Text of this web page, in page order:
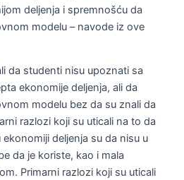
deljenja i spremnošću da
modelu – navode iz ove
da studenti nisu upoznati sa
ekonomije deljenja, ali da
modelu bez da su znali da
razlozi koji su uticali na to da
delјenja su da nisu u
da je koriste, kao i mala
Primarni razlozi koji su uticali